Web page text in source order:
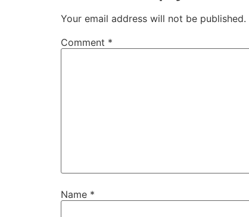
Your email address will not be published.
Comment *
Name *